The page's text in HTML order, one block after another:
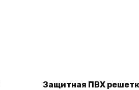
cart
Защитная ПВХ